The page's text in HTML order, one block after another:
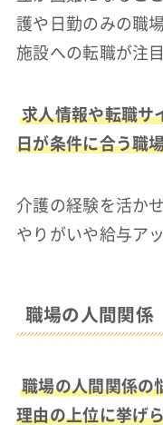
護や日勤のみの職
施設への転職が注
求人情報や転職サ
日が条件に合う職
介護の経験を活か
やりがいや給与ア
職場の人間関係
職場の人間関係の
理由の上位に挙げ